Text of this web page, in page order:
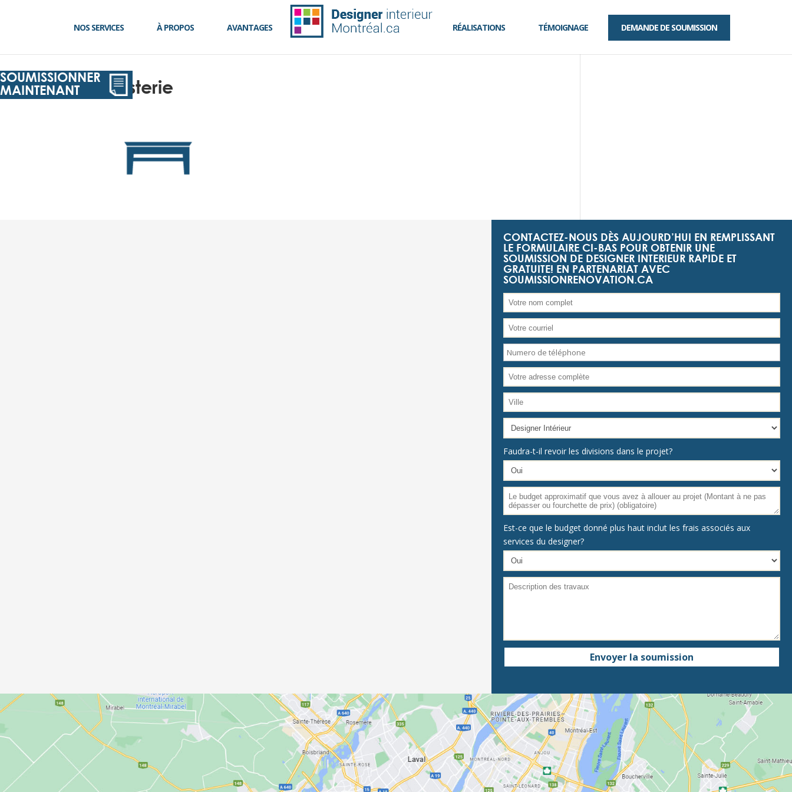
SOUMISSIONNER
MAINTENANT
NOS SERVICES À PROPOS AVANTAGES RÉALISATIONS TÉMOIGNAGE DEMANDE DE SOUMISSION
ebenisterie
CONTACTEZ-NOUS DÈS AUJOURD’HUI EN REMPLISSANT
LE FORMULAIRE CI-BAS POUR OBTENIR UNE
SOUMISSION DE DESIGNER INTERIEUR RAPIDE ET
GRATUITE! EN PARTENARIAT AVEC
SOUMISSIONRENOVATION.CA
Faudra-t-il revoir les divisions dans le projet?
Est-ce que le budget donné plus haut inclut les frais associés aux
services du designer?
Envoyer la soumission